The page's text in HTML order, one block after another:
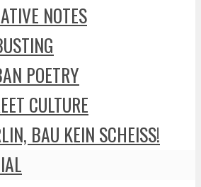
NOTES
POETRY
CULTURE
BAU KEIN SCHEISS!